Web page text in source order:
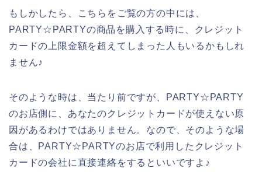
もしかしたら、こちらをご覧の方の中には、
PARTY☆PARTYの商品を購入する時に、クレジット
カードの上限金額を超えてしまった人もいるかもしれ
ません♪
そのような時は、当たり前ですが、PARTY☆PARTY
のお店側に、あなたのクレジットカードが使えない原
因があるわけではありません。なので、そのような場
合は、PARTY☆PARTYのお店で利用したクレジット
カードの会社に直接連絡をするといいですよ♪